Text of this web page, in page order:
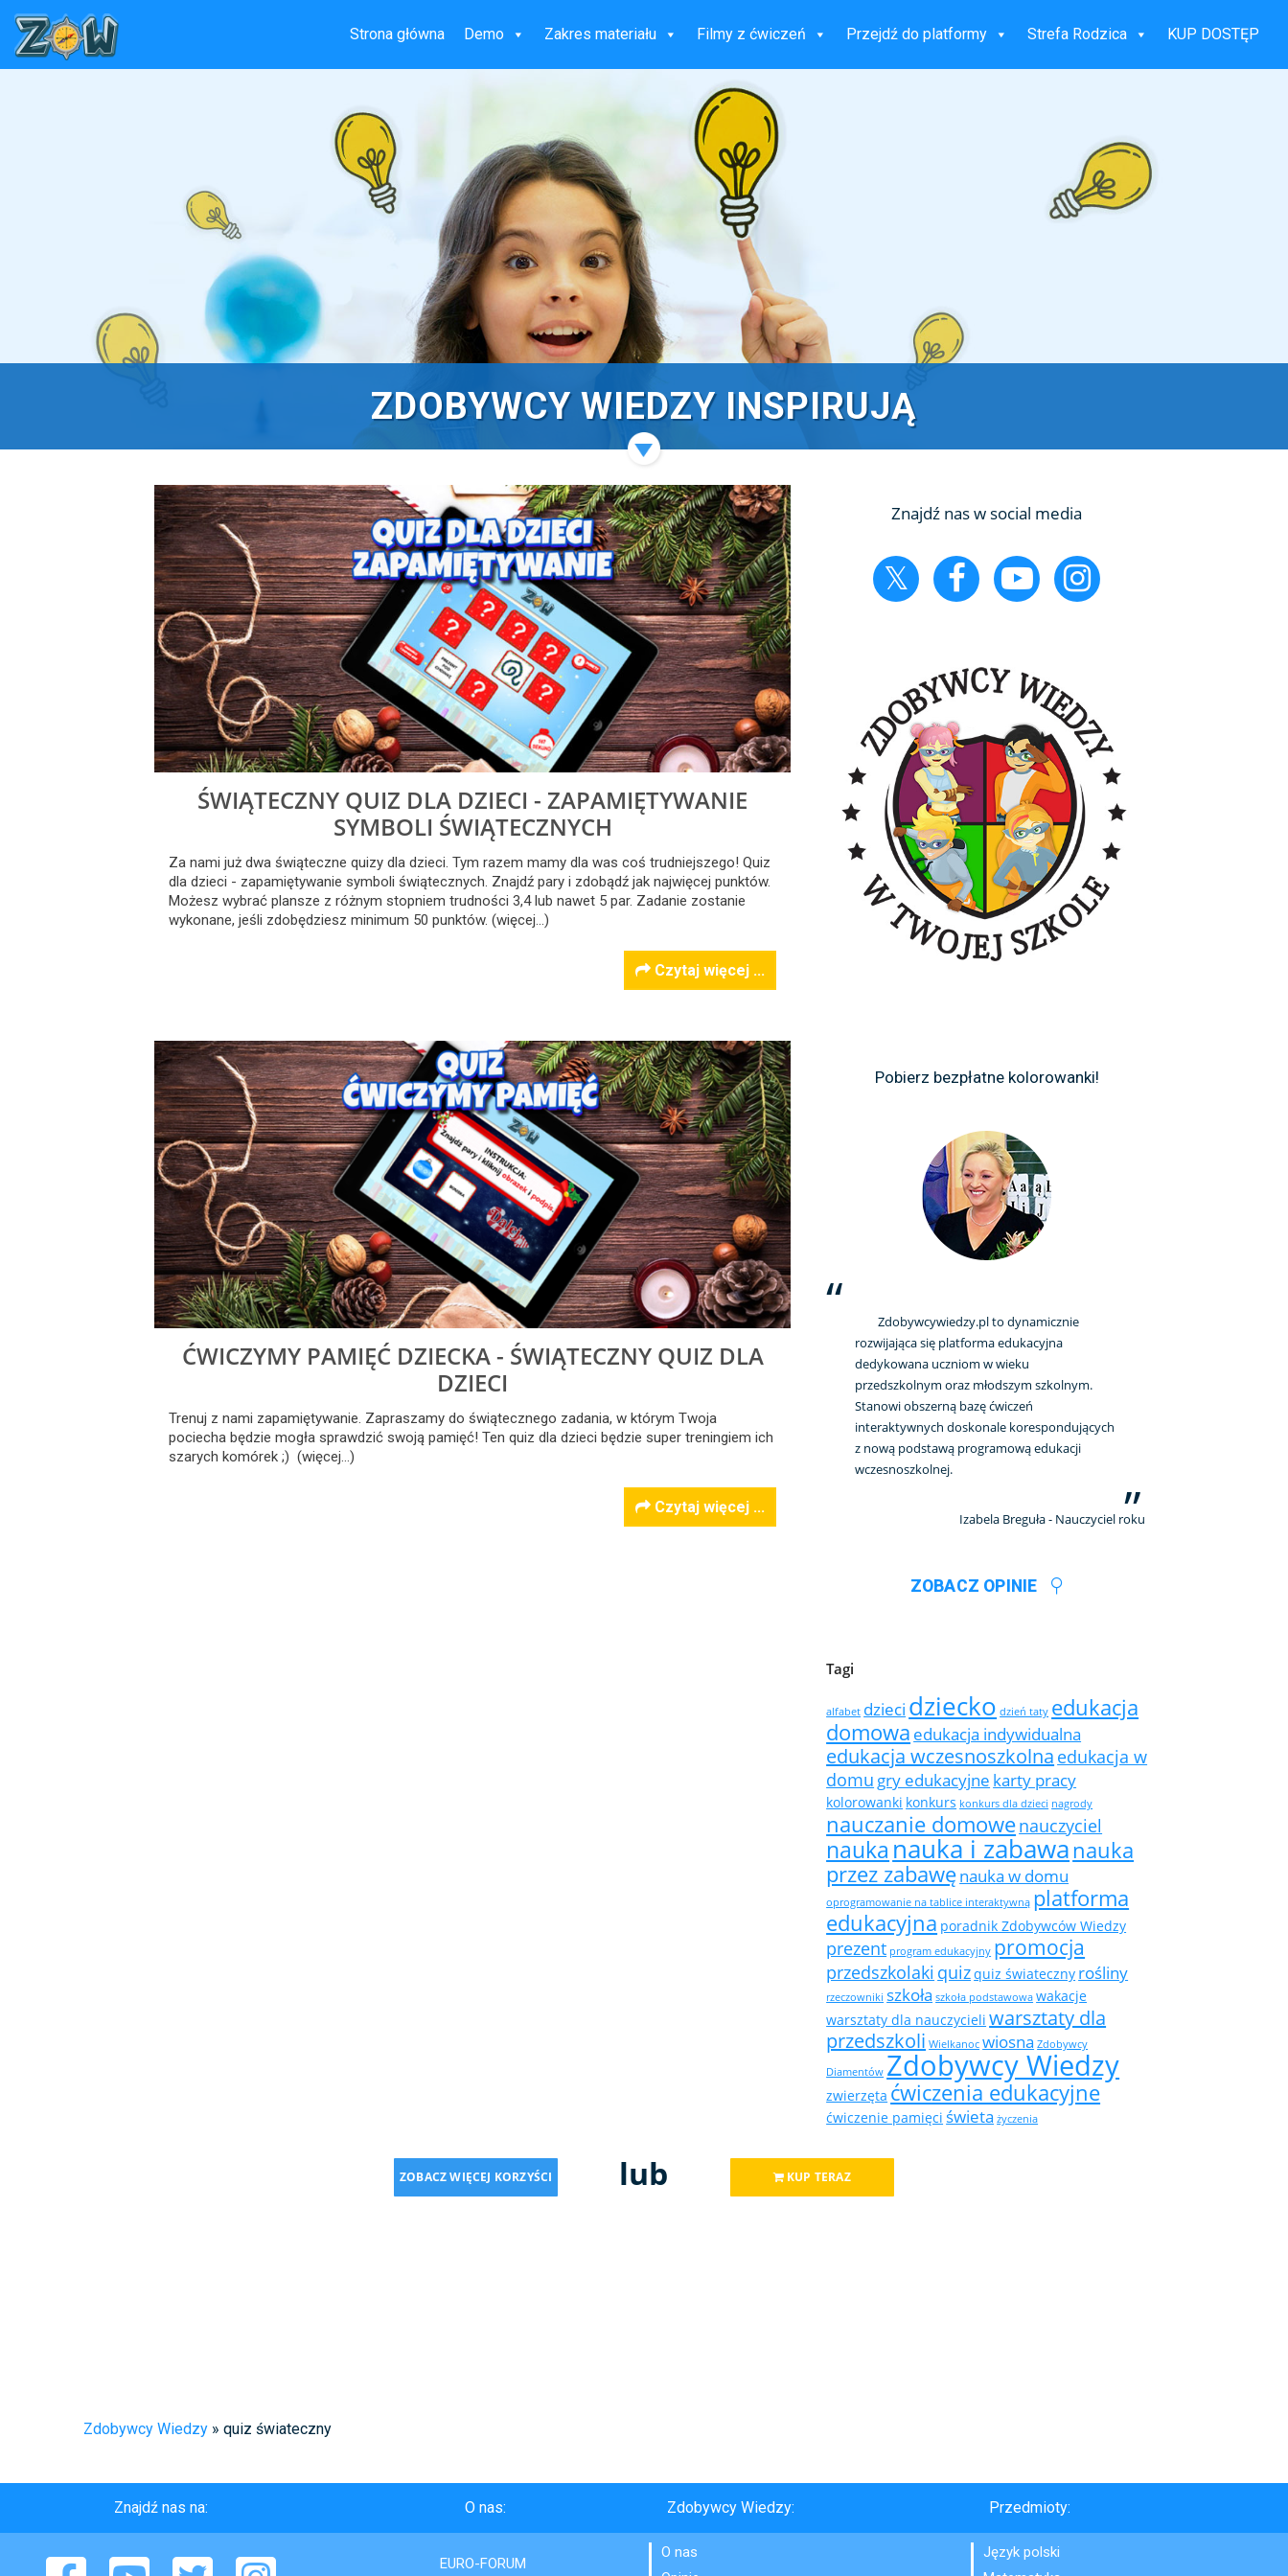
Strona główna Demo Zakres materiału Filmy z ćwiczeń Przejdź do platformy Strefa Rodzica KUP DOSTĘP
ZDOBYWCY WIEDZY INSPIRUJĄ
ŚWIĄTECZNY QUIZ DLA DZIECI - ZAPAMIĘTYWANIE
SYMBOLI ŚWIĄTECZNYCH
Za nami już dwa świąteczne quizy dla dzieci. Tym razem mamy dla was coś trudniejszego! Quiz
dla dzieci - zapamiętywanie symboli świątecznych. Znajdź pary i zdobądź jak najwięcej punktów.
Możesz wybrać plansze z różnym stopniem trudności 3,4 lub nawet 5 par. Zadanie zostanie
wykonane, jeśli zdobędziesz minimum 50 punktów. (więcej…)
Czytaj więcej ...
ĆWICZYMY PAMIĘĆ DZIECKA - ŚWIĄTECZNY QUIZ DLA
DZIECI
Trenuj z nami zapamiętywanie. Zapraszamy do świątecznego zadania, w którym Twoja
pociecha będzie mogła sprawdzić swoją pamięć! Ten quiz dla dzieci będzie super treningiem ich
szarych komórek ;) (więcej…)
Czytaj więcej ...
Znajdź nas w social media
Pobierz bezpłatne kolorowanki!
Zdobywcywiedzy.pl to dynamicznie
rozwijająca się platforma edukacyjna
dedykowana uczniom w wieku
przedszkolnym oraz młodszym szkolnym.
Stanowi obszerną bazę ćwiczeń
interaktywnych doskonale korespondujących
z nową podstawą programową edukacji
wczesnoszkolnej.
Izabela Breguła - Nauczyciel roku
ZOBACZ OPINIE
Tagi
alfabet dzieci dziecko dzień taty edukacja
domowa edukacja indywidualna
edukacja wczesnoszkolna edukacja w
domu gry edukacyjne karty pracy
kolorowanki konkurs konkurs dla dzieci nagrody
nauczanie domowenauczyciel
nauka nauka i zabawanauka
przez zabawęnauka w domu
oprogramowanie na tablice interaktywną platforma
edukacyjna poradnik Zdobywców Wiedzy
prezent program edukacyjny promocja
przedszkolaki quizquiz świateczny rośliny
rzeczowniki szkoła szkoła podstawowa wakacje
warsztaty dla nauczycieli warsztaty dla
przedszkoli Wielkanoc wiosna Zdobywcy
Diamentów Zdobywcy Wiedzy
zwierzęta ćwiczenia edukacyjne
ćwiczenie pamięci świeta życzenia
ZOBACZ WIĘCEJ KORZYŚCI lub KUP TERAZ
Zdobywcy Wiedzy » quiz świateczny
Znajdź nas na:
Facebook YouTube Twitter Instagram
O nas:
EURO-FORUM
Zdobywcy Wiedzy:
O nas
Przedmioty:
Język polski